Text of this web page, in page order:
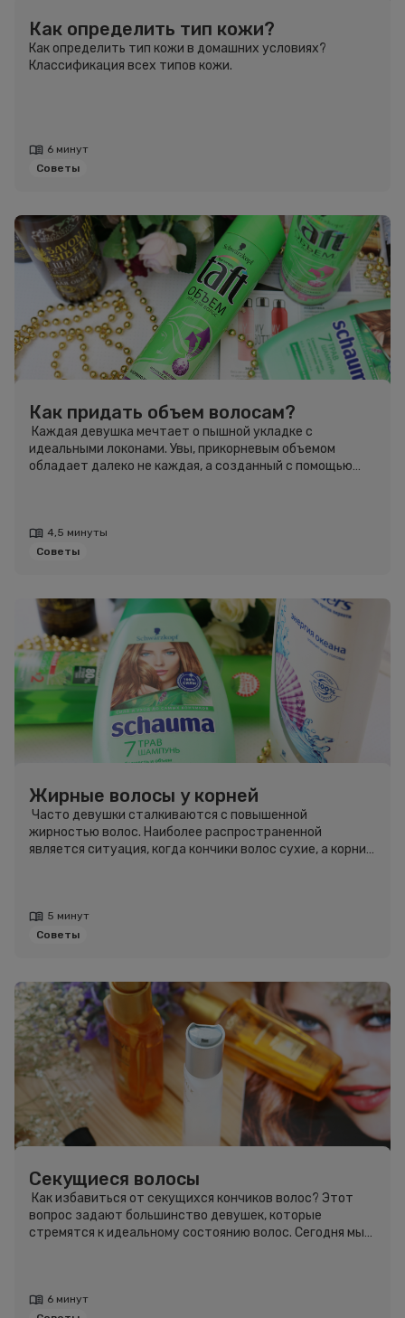
Как определить тип кожи?
Как определить тип кожи в домашних условиях?
Классификация всех типов кожи.
6 минут
Советы
Как придать объем волосам?
идеальными локонами. Увы, прикорневым объемом
обладает далеко не каждая, а созданный с помощью
4,5 минуты
Советы
Жирные волосы у корней
жирностью волос. Наиболее распространенной
является ситуация, когда кончики волос сухие, а корни
5 минут
Советы
Секущиеся волосы
вопрос задают большинство девушек, которые
стремятся к идеальному состоянию волос. Сегодня мы
6 минут